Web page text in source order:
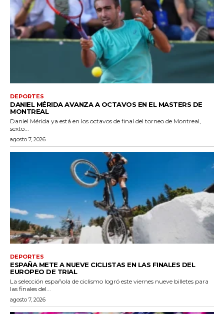
DEPORTES
DANIEL MÉRIDA AVANZA A OCTAVOS EN EL MASTERS DE
MONTREAL
Daniel Mérida ya está en los octavos de final del torneo de Montreal,
sexto...
agosto 7, 2026
DEPORTES
ESPAÑA METE A NUEVE CICLISTAS EN LAS FINALES DEL
EUROPEO DE TRIAL
La selección española de ciclismo logró este viernes nueve billetes para
las finales del...
agosto 7, 2026